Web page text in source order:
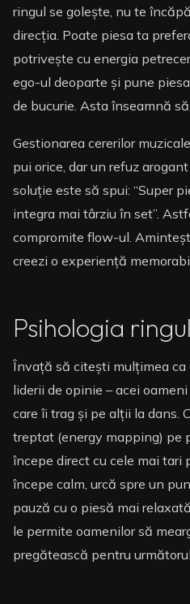
ringul se golește, nu te
direcția. Poate piesa ta
potrivește cu energia
ego-ul deoparte și pune
de bucurie. Asta înseamnă
Gestionarea cererilor
pui orice, dar un refuz
soluție este să spui: “Super
integra mai târziu în set”.
compromite flow-ul.
creezi o experiență
Psihologia
Învață să citești mulțimea
liderii de opinie – acei
care îi trag și pe alții la dans.
treptat (energy mapping) pe
începe direct cu cele mai tari
începe calm, urcă spre un
pauză cu o piesă mai
le permite oamenilor să
pregătească pentru